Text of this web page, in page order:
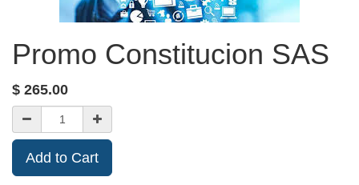
Promo Constitucion SAS
$ 265.00
Add to Cart